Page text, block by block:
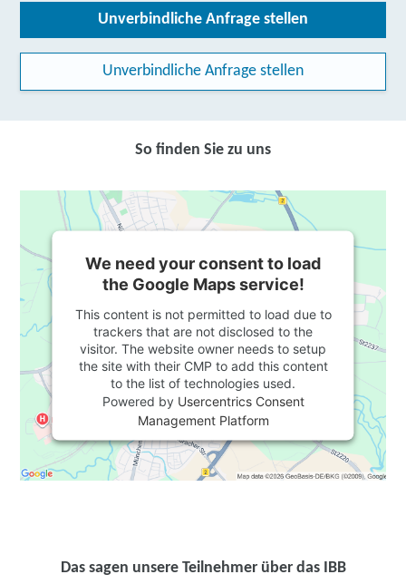
Unverbindliche Anfrage stellen
Unverbindliche Anfrage stellen
So finden Sie zu uns
We need your consent to load
the Google Maps service!
This content is not permitted to load due to
trackers that are not disclosed to the
visitor. The website owner needs to setup
the site with their CMP to add this content
to the list of technologies used.
Powered by Usercentrics Consent
Management Platform
Das sagen unsere Teilnehmer über das IBB